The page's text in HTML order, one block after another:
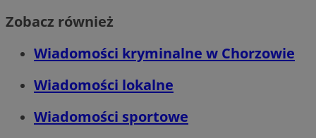
Zobacz również
Wiadomości kryminalne w Chorzowie
Wiadomości lokalne
Wiadomości sportowe